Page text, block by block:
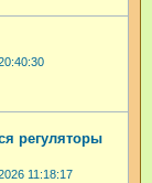
регуляторы
11:18:17